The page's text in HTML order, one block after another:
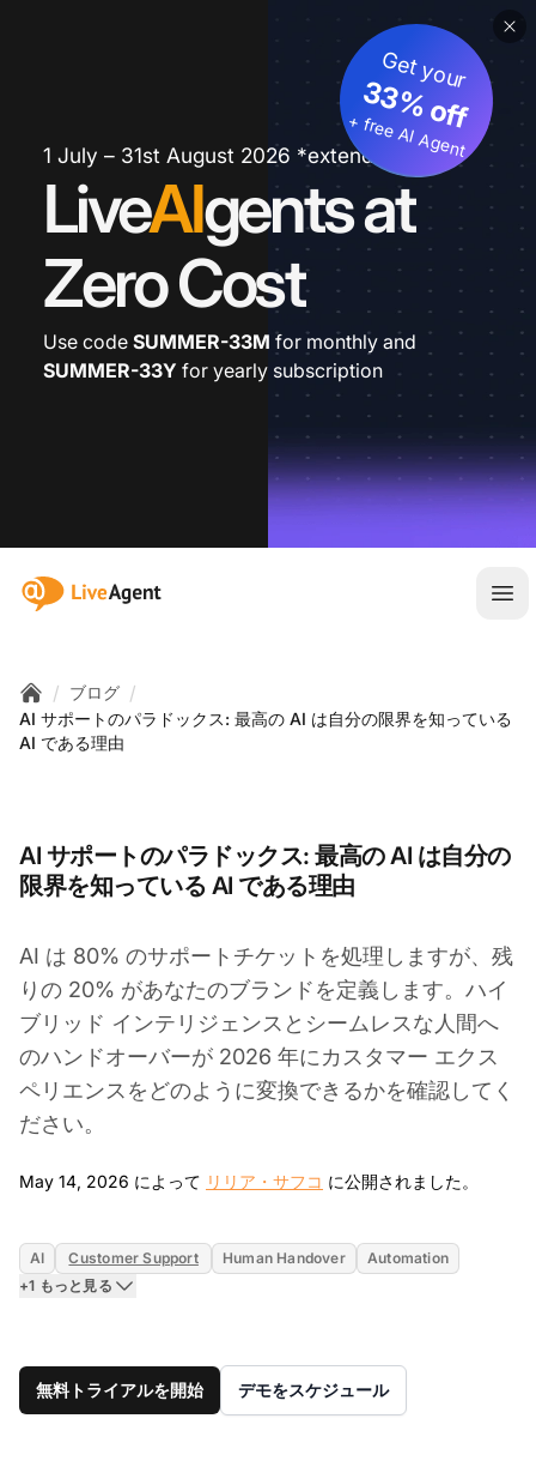
1 July – 31st August 2026 *extended
LiveAIgents at
Zero Cost
Get your
33% off
+ free AI Agent
Use code SUMMER-33M for monthly and
SUMMER-33Y for yearly subscription
:site.title
メ
Home
/ ブログ /
AI サポートのパラドックス: 最高の AI は自分の限界を知っている
AI である理由
AI サポートのパラドックス: 最高の AI は自分の
限界を知っている AI である理由
AI は 80% のサポートチケットを処理しますが、残
りの 20% があなたのブランドを定義します。ハイ
ブリッド インテリジェンスとシームレスな人間へ
のハンドオーバーが 2026 年にカスタマー エクス
ペリエンスをどのように変換できるかを確認してく
ださい。
May 14, 2026 によって リリア・サフコ に公開されました。
AI Customer Support Human Handover
Automation
+1 もっと見る
無料トライアルを開始 デモをスケジュール